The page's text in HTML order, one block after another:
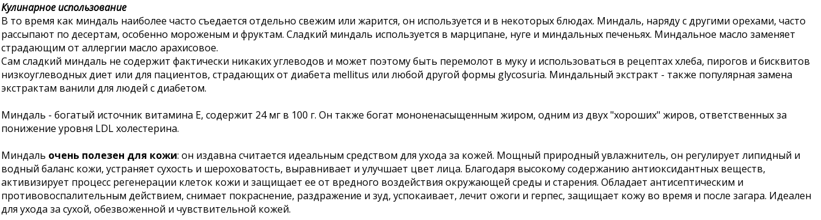
Кулинарное использование
В то время как миндаль наиболее часто съедается отдельно свежим или жарится, он используется и в некоторых блюдах. Миндаль, наряду с другими орехами, часто
рассыпают по десертам, особенно мороженым и фруктам. Сладкий миндаль используется в марципане, нуге и миндальных печеньях. Миндальное масло заменяет
страдающим от аллергии масло арахисовое.
Сам сладкий миндаль не содержит фактически никаких углеводов и может поэтому быть перемолот в муку и использоваться в рецептах хлеба, пирогов и бисквитов
низкоуглеводных диет или для пациентов, страдающих от диабета mellitus или любой другой формы glycosuria. Миндальный экстракт - также популярная замена
экстрактам ванили для людей с диабетом.
Миндаль - богатый источник витамина E, содержит 24 мг в 100 г. Он также богат мононенасыщенным жиром, одним из двух "хороших" жиров, ответственных за
понижение уровня LDL холестерина.
Миндаль очень полезен для кожи: он издавна считается идеальным средством для ухода за кожей. Мощный природный увлажнитель, он регулирует липидный и
водный баланс кожи, устраняет сухость и шероховатость, выравнивает и улучшает цвет лица. Благодаря высокому содержанию антиоксидантных веществ,
активизирует процесс регенерации клеток кожи и защищает ее от вредного воздействия окружающей среды и старения. Обладает антисептическим и
противовоспалительным действием, снимает покраснение, раздражение и зуд, успокаивает, лечит ожоги и герпес, защищает кожу во время и после загара. Идеален
для ухода за сухой, обезвоженной и чувствительной кожей.